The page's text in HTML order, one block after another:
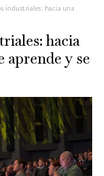
industriales: hacia una
hacia
y se